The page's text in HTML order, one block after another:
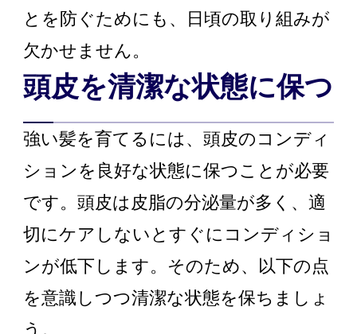
とを防ぐためにも、日頃の取り組みが
欠かせません。
頭皮を清潔な状態に保つ
強い髪を育てるには、頭皮のコンディ
ションを良好な状態に保つことが必要
です。頭皮は皮脂の分泌量が多く、適
切にケアしないとすぐにコンディショ
ンが低下します。そのため、以下の点
を意識しつつ清潔な状態を保ちましょ
う。